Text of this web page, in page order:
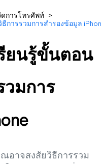
ดการโทรศัพท์ >
การรวมการสำรองข้อมูล
ยนรู้ขั้นตอน
วมการ
อาจสงสัยวิธีการรวม